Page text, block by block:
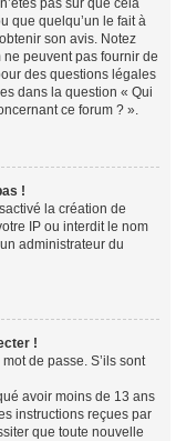
pas sûr que cela
que quelqu’un le fait à
son avis. Notez
peuvent pas fournir de
des questions légales
dans la question « Qui
ce forum ? ».
!
la création de
IP ou interdit le nom
administrateur du
!
de passe. S’ils sont
avoir moins de 13 ans
instructions reçues par
que toute nouvelle